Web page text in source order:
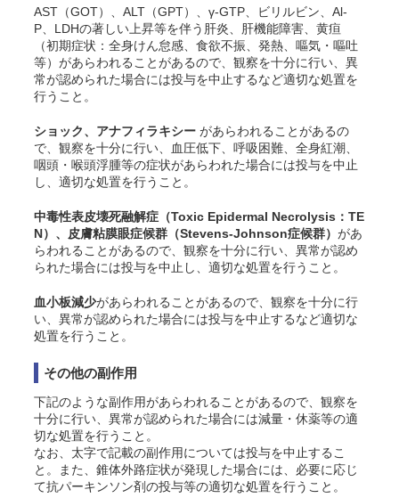
AST（GOT）、ALT（GPT）、γ-GTP、ビリルビン、Al-
P、LDHの著しい上昇等を伴う肝炎、肝機能障害、黄疸
（初期症状：全身けん怠感、食欲不振、発熱、嘔気・嘔吐
等）があらわれることがあるので、観察を十分に行い、異
常が認められた場合には投与を中止するなど適切な処置を
行うこと。
ショック、 アナフィラキシー があらわれることがあるの
で、観察を十分に行い、血圧低下、呼吸困難、全身紅潮、
咽頭・喉頭浮腫等の症状があらわれた場合には投与を中止
し、適切な処置を行うこと。
中毒性表皮壊死融解症（Toxic Epidermal Necrolysis：TE
N）、
皮膚粘膜眼症候群（Stevens-Johnson症候群） があ
らわれることがあるので、観察を十分に行い、異常が認め
られた場合には投与を中止し、適切な処置を行うこと。
血小板減少があらわれることがあるので、観察を十分に行
い、異常が認められた場合には投与を中止するなど適切な
処置を行うこと。
その他の副作用
下記のような副作用があらわれることがあるので、観察を
十分に行い、異常が認められた場合には減量・休薬等の適
切な処置を行うこと。
なお、太字で記載の副作用については投与を中止するこ
と。また、錐体外路症状が発現した場合には、必要に応じ
て抗パーキンソン剤の投与等の適切な処置を行うこと。